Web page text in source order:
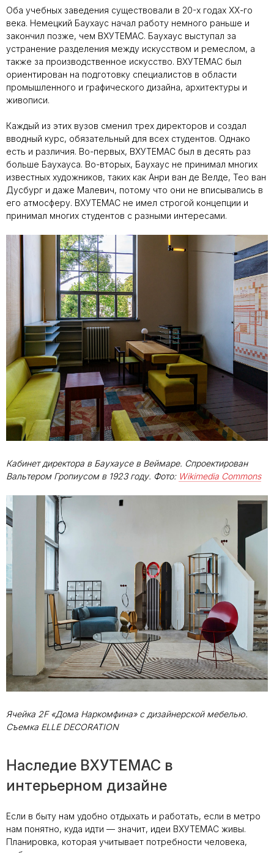
Оба учебных заведения существовали в 20-х годах ХХ-го
века. Немецкий Баухаус начал работу немного раньше и
закончил позже, чем ВХУТЕМАС. Баухаус выступал за
устранение разделения между искусством и ремеслом, а
также за производственное искусство. ВХУТЕМАС был
ориентирован на подготовку специалистов в области
промышленного и графического дизайна, архитектуры и
живописи.
Каждый из этих вузов сменил трех директоров и создал
вводный курс, обязательный для всех студентов. Однако
есть и различия. Во-первых, ВХУТЕМАС был в десять раз
больше Баухауса. Во-вторых, Баухаус не принимал многих
известных художников, таких как Анри ван де Велде, Тео ван
Дусбург и даже Малевич, потому что они не вписывались в
его атмосферу. ВХУТЕМАС не имел строгой концепции и
принимал многих студентов с разными интересами.
Кабинет директора в Баухаусе в Веймаре. Спроектирован
Вальтером Гропиусом в 1923 году. Фото: Wikimedia Commons
Ячейка 2F «Дома Наркомфина» с дизайнерской мебелью.
Съемка ELLE DECORATION
Наследие ВХУТЕМАС в
интерьерном дизайне
Если в быту нам удобно отдыхать и работать, если в метро
нам понятно, куда идти — значит, идеи ВХУТЕМАС живы.
Планировка, которая учитывает потребности человека,